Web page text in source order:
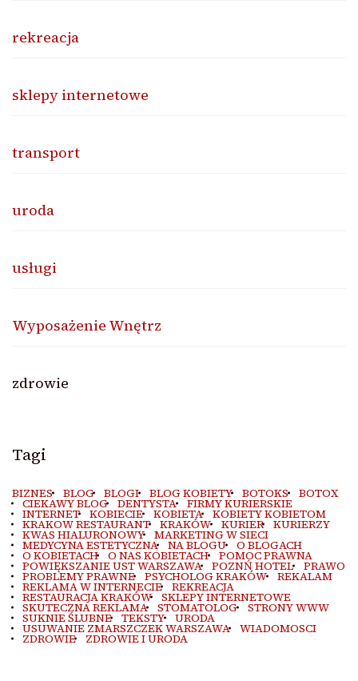
rekreacja
sklepy internetowe
transport
uroda
usługi
Wyposażenie Wnętrz
zdrowie
Tagi
BIZNES BLOG BLOGI BLOG KOBIETY BOTOKS BOTOX
CIEKAWY BLOG DENTYSTA FIRMY KURIERSKIE
INTERNET KOBIECIE KOBIETA KOBIETY KOBIETOM
KRAKOW RESTAURANT KRAKÓW KURIER KURIERZY
KWAS HIALURONOWY MARKETING W SIECI
MEDYCYNA ESTETYCZNA NA BLOGU O BLOGACH
O KOBIETACH O NAS KOBIETACH POMOC PRAWNA
POWIĘKSZANIE UST WARSZAWA POZNŃ HOTEL PRAWO
PROBLEMY PRAWNE PSYCHOLOG KRAKÓW REKALAM
REKLAMA W INTERNECIE REKREACJA
RESTAURACJA KRAKÓW SKLEPY INTERNETOWE
SKUTECZNA REKLAMA STOMATOLOG STRONY WWW
SUKNIE ŚLUBNE TEKSTY URODA
USUWANIE ZMARSZCZEK WARSZAWA WIADOMOSCI
ZDROWIE ZDROWIE I URODA